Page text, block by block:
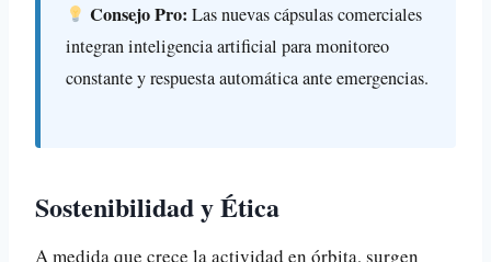
Consejo Pro: Las nuevas cápsulas comerciales
integran inteligencia artificial para monitoreo
constante y respuesta automática ante emergencias.
Sostenibilidad y Ética
A medida que crece la actividad en órbita, surgen